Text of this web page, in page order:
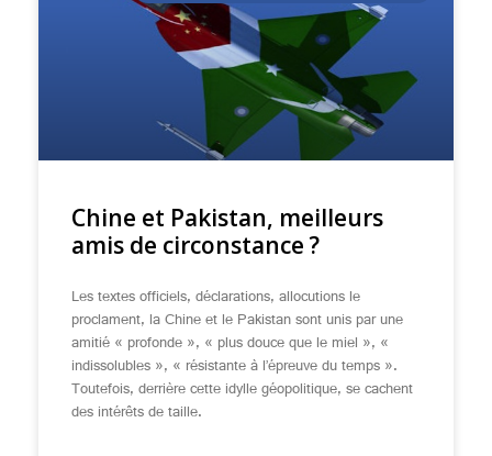
Chine et Pakistan, meilleurs
amis de circonstance ?
Les textes officiels, déclarations, allocutions le
proclament, la Chine et le Pakistan sont unis par une
amitié « profonde », « plus douce que le miel », «
indissolubles », « résistante à l’épreuve du temps ».
Toutefois, derrière cette idylle géopolitique, se cachent
des intérêts de taille.